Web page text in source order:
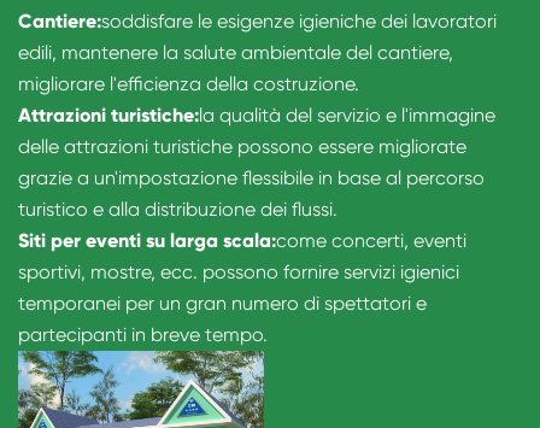
Cantiere:soddisfare le esigenze igieniche dei lavoratori
edili, mantenere la salute ambientale del cantiere,
migliorare l'efficienza della costruzione.
Attrazioni turistiche:la qualità del servizio e l'immagine
delle attrazioni turistiche possono essere migliorate
grazie a un'impostazione flessibile in base al percorso
turistico e alla distribuzione dei flussi.
Siti per eventi su larga scala:come concerti, eventi
sportivi, mostre, ecc. possono fornire servizi igienici
temporanei per un gran numero di spettatori e
partecipanti in breve tempo.